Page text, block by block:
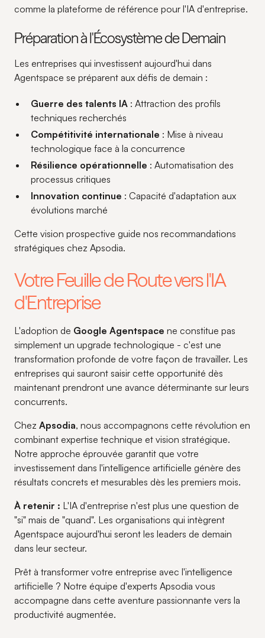
comme la plateforme de référence pour l'IA d'entreprise.
Préparation à l'Écosystème de Demain
Les entreprises qui investissent aujourd'hui dans
Agentspace se préparent aux défis de demain :
Guerre des talents IA : Attraction des profils
techniques recherchés
Compétitivité internationale : Mise à niveau
technologique face à la concurrence
Résilience opérationnelle : Automatisation des
processus critiques
Innovation continue : Capacité d'adaptation aux
évolutions marché
Cette vision prospective guide nos recommandations
stratégiques chez Apsodia.
Votre Feuille de Route vers l'IA
d'Entreprise
L'adoption de Google Agentspace ne constitue pas
simplement un upgrade technologique - c'est une
transformation profonde de votre façon de travailler. Les
entreprises qui sauront saisir cette opportunité dès
maintenant prendront une avance déterminante sur leurs
concurrents.
Chez Apsodia, nous accompagnons cette révolution en
combinant expertise technique et vision stratégique.
Notre approche éprouvée garantit que votre
investissement dans l'intelligence artificielle génère des
résultats concrets et mesurables dès les premiers mois.
À retenir : L'IA d'entreprise n'est plus une question de
"si" mais de "quand". Les organisations qui intègrent
Agentspace aujourd'hui seront les leaders de demain
dans leur secteur.
Prêt à transformer votre entreprise avec l'intelligence
artificielle ? Notre équipe d'experts Apsodia vous
accompagne dans cette aventure passionnante vers la
productivité augmentée.